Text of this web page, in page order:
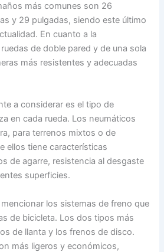
más comunes son 26
y 29 pulgadas, siendo este último
En cuanto a la
de doble pared y de una sola
más resistentes y adecuadas
a considerar es el tipo de
en cada rueda. Los neumáticos
para terrenos mixtos o de
ellos tiene características
de agarre, resistencia al desgaste
superficies.
los sistemas de freno que
de bicicleta. Los dos tipos más
de llanta y los frenos de disco.
más ligeros y económicos,